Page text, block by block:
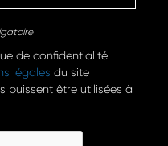
de confidentialité
légales du site
puissent être utilisées à